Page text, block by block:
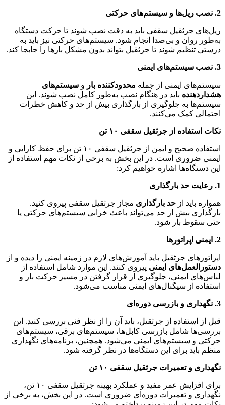
2. نصب ریل‌ها و سیستم‌های حرکتی
ریل‌های جرثقیل سقفی باید به دقت نصب شوند تا حرکت دستگاه
به‌طور روان و بی‌صدا انجام شود. سیستم‌های حرکتی نیز باید به
درستی تنظیم شوند تا جرثقیل بتواند بدون مشکل بارها را جابجا کند.
3. نصب سیستم‌های ایمنی
سیستم‌های ایمنی از جمله محدودکننده بار و سیستم‌های
هشداردهنده باید در هنگام نصب به‌طور کامل نصب شوند. این
سیستم‌ها به جلوگیری از بارگذاری بیش از حد و کاهش خطرات
احتمالی کمک می‌کنند.
نکات استفاده از جرثقیل سقفی ۱۰ تن
استفاده صحیح و ایمن از جرثقیل سقفی ۱۰ تن برای حفظ کارایی و
ایمنی ضروری است. در این بخش به برخی از نکات مهم استفاده از
این دستگاه‌ها اشاره خواهیم کرد:
1. رعایت حد بارگذاری
همواره باید از حد بارگذاری مجاز جرثقیل سقفی پیروی کنید.
بارگذاری بیش از حد می‌تواند باعث خرابی سیستم‌های حرکتی یا
حتی سقوط بار شود.
2. ایمنی اپراتورها
اپراتورهای جرثقیل باید آموزش‌های لازم در زمینه ایمنی را دیده و از
دستورالعمل‌های ایمنی پیروی کنند. این موارد شامل استفاده از
لباس‌های ایمنی، جلوگیری از قرار گرفتن در مسیر حرکت بار و
استفاده از سیگنال‌های ایمنی مناسب می‌شود.
3. نگهداری و بازرسی دوره‌ای
قبل از استفاده از جرثقیل، باید آن را از نظر فنی بررسی کنید. این
بررسی‌ها شامل بازرسی کابل‌ها، سیستم‌های برقی، سیستم‌های
حرکتی و سیستم‌های ایمنی می‌شود. همچنین، برنامه‌های نگهداری
منظم باید برای این دستگاه‌ها در نظر گرفته شود.
نگهداری و تعمیرات جرثقیل سقفی ۱۰ تن
برای افزایش عمر مفید و عملکرد بهینه جرثقیل سقفی ۱۰ تن،
نگهداری و تعمیرات دوره‌ای ضروری است. در این بخش، به برخی از